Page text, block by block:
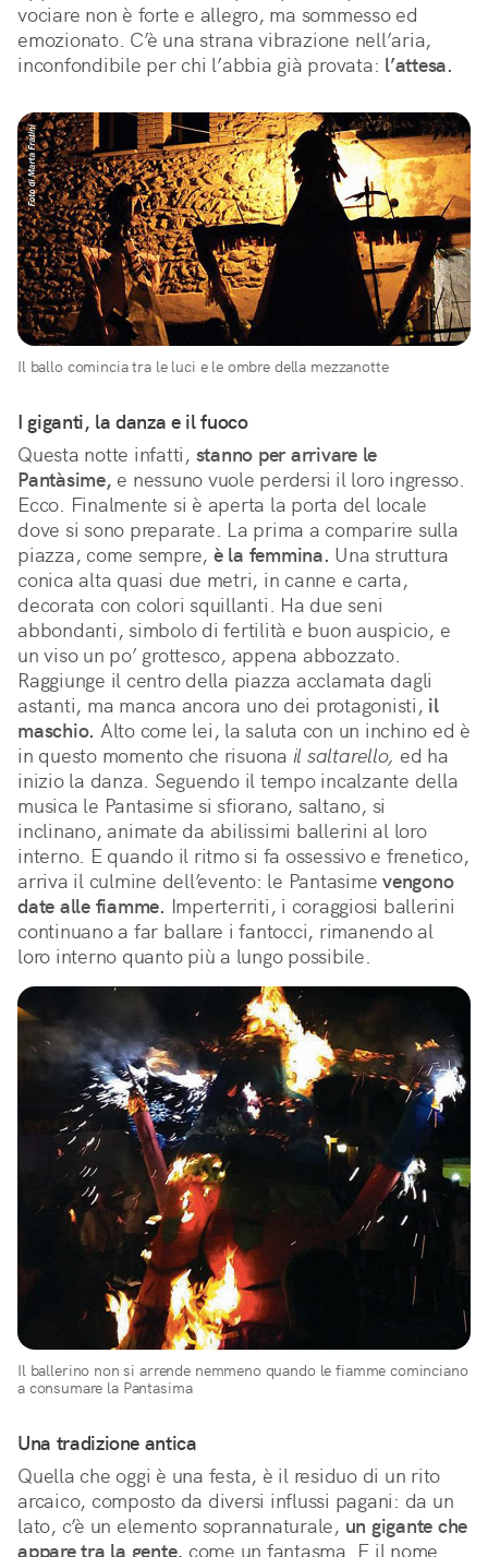
vociare non è forte e allegro, ma sommesso ed
emozionato. C’è una strana vibrazione nell’aria,
inconfondibile per chi l’abbia già provata: l’attesa.
Il ballo comincia tra le luci e le ombre della mezzanotte
I giganti, la danza e il fuoco
Questa notte infatti, stanno per arrivare le
Pantàsime, e nessuno vuole perdersi il loro ingresso.
Ecco. Finalmente si è aperta la porta del locale
dove si sono preparate. La prima a comparire sulla
piazza, come sempre, è la femmina. Una struttura
conica alta quasi due metri, in canne e carta,
decorata con colori squillanti. Ha due seni
abbondanti, simbolo di fertilità e buon auspicio, e
un viso un po’ grottesco, appena abbozzato.
Raggiunge il centro della piazza acclamata dagli
astanti, ma manca ancora uno dei protagonisti, il
maschio. Alto come lei, la saluta con un inchino ed è
in questo momento che risuona il saltarello, ed ha
inizio la danza. Seguendo il tempo incalzante della
musica le Pantasime si sfiorano, saltano, si
inclinano, animate da abilissimi ballerini al loro
interno. E quando il ritmo si fa ossessivo e frenetico,
arriva il culmine dell’evento: le Pantasime vengono
date alle fiamme. Imperterriti, i coraggiosi ballerini
continuano a far ballare i fantocci, rimanendo al
loro interno quanto più a lungo possibile.
Il ballerino non si arrende nemmeno quando le fiamme cominciano
a consumare la Pantasima
Una tradizione antica
Quella che oggi è una festa, è il residuo di un rito
arcaico, composto da diversi influssi pagani: da un
lato, c’è un elemento soprannaturale, un gigante che
appare tra la gente, come un fantasma. E il nome